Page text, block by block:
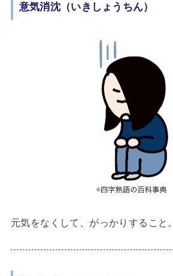
意気消沈（いきしょうちん）
元気をなくして、がっかりすること。